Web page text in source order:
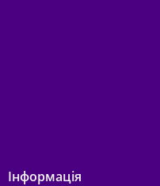
Інформація